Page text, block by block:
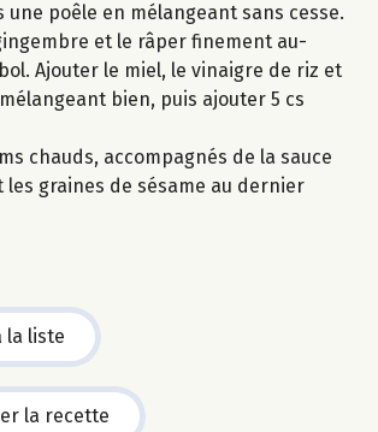
une poêle en mélangeant sans cesse.
et le râper finement au-
Ajouter le miel, le vinaigre de riz et
bien, puis ajouter 5 cs
chauds, accompagnés de la sauce
les graines de sésame au dernier
la liste
la recette